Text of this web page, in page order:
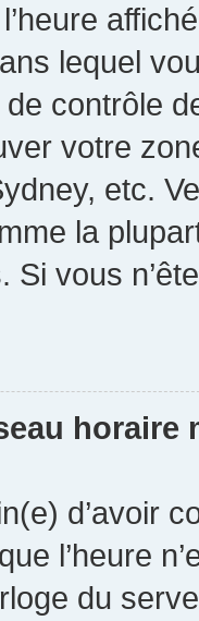
lequel
contrôle
votre
etc.
la
vous
horaire
d’avoir
l’heure
du